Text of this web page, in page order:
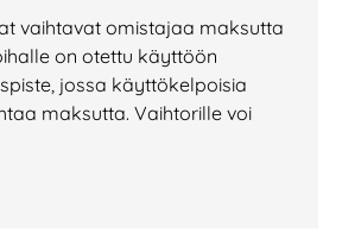
vaihtavat omistajaa maksutta
on otettu käyttöön
jossa käyttökelpoisia
maksutta. Vaihtorille voi